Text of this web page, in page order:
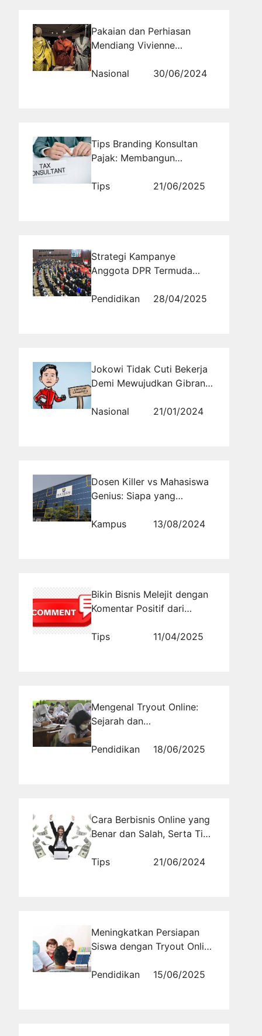
Pakaian dan Perhiasan
Mendiang Vivienne
Nasional
30/06/2024
Tips Branding Konsultan
Pajak: Membangun
Tips
21/06/2025
Strategi Kampanye
Anggota DPR Termuda
Suara Pemilih
Pendidikan 28/04/2025
Jokowi Tidak Cuti Bekerja
Demi Mewujudkan Gibran
Nasional
21/01/2024
Dosen Killer vs Mahasiswa
Genius: Siapa yang
Kampus
13/08/2024
Bikin Bisnis Melejit dengan
Komentar Positif dari
Tips
11/04/2025
Mengenal Tryout Online:
Sejarah dan
10
Pendidikan 18/06/2025
Cara Berbisnis Online yang
Benar dan Salah, Serta Tips
Anda
Tips 21/06/2024
Meningkatkan Persiapan
Siswa dengan Tryout Online
Pendidikan
15/06/2025